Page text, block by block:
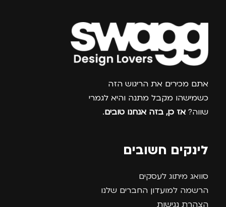
צרפו אותי למועדון
אתם מכירים את הריגוש הזה
כשמישהו מקבל מתנה והיא לגמרי
שווה? אז כן, בזה אנחנו טובים.
לינקים חשובים
סוואג מיתוג לעסקים
הרשמה למועדון החברים שלנו
הצהרת נגישות